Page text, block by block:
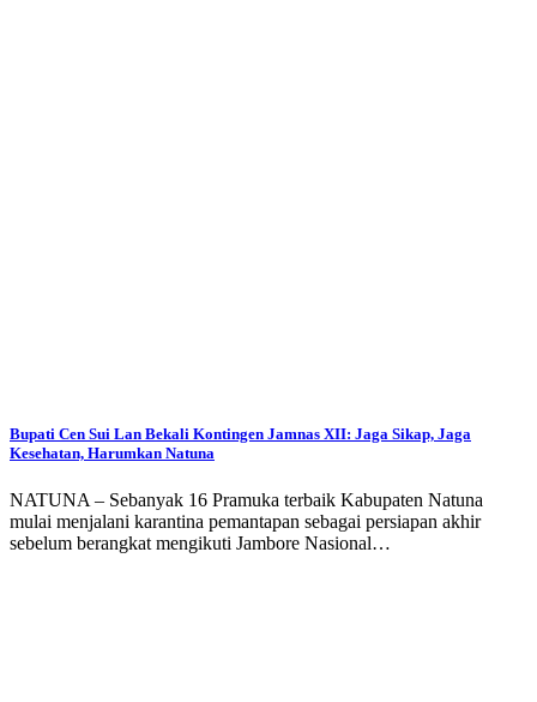
Bupati Cen Sui Lan Bekali Kontingen Jamnas XII: Jaga Sikap, Jaga
Kesehatan, Harumkan Natuna
NATUNA – Sebanyak 16 Pramuka terbaik Kabupaten Natuna
mulai menjalani karantina pemantapan sebagai persiapan akhir
sebelum berangkat mengikuti Jambore Nasional…